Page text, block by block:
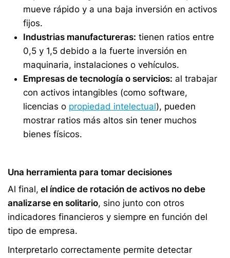
mueve rápido y a una baja inversión en activos
fijos.
Industrias manufactureras: tienen ratios entre
0,5 y 1,5 debido a la fuerte inversión en
maquinaria, instalaciones o vehículos.
Empresas de tecnología o servicios: al trabajar
con activos intangibles (como software,
licencias o propiedad intelectual), pueden
mostrar ratios más altos sin tener muchos
bienes físicos.
Una herramienta para tomar decisiones
Al final, el índice de rotación de activos no debe
analizarse en solitario, sino junto con otros
indicadores financieros y siempre en función del
tipo de empresa.
Interpretarlo correctamente permite detectar